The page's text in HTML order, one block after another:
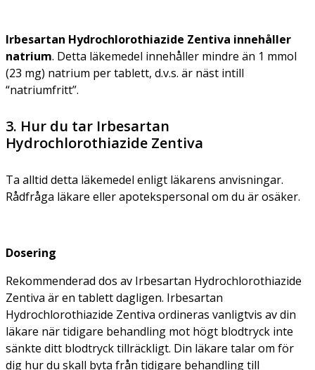
Irbesartan Hydrochlorothiazide Zentiva innehåller
natrium. Detta läkemedel innehåller mindre än 1 mmol
(23 mg) natrium per tablett, d.v.s. är näst intill
“natriumfritt”.
3. Hur du tar Irbesartan
Hydrochlorothiazide Zentiva
Ta alltid detta läkemedel enligt läkarens anvisningar.
Rådfråga läkare eller apotekspersonal om du är osäker.
Dosering
Rekommenderad dos av Irbesartan Hydrochlorothiazide
Zentiva är en tablett dagligen. Irbesartan
Hydrochlorothiazide Zentiva ordineras vanligtvis av din
läkare när tidigare behandling mot högt blodtryck inte
sänkte ditt blodtryck tillräckligt. Din läkare talar om för
dig hur du skall byta från tidigare behandling till